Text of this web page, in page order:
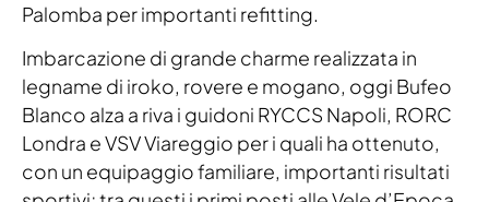
Palomba per importanti refitting.
Imbarcazione di grande charme realizzata in
legname di iroko, rovere e mogano, oggi Bufeo
Blanco alza a riva i guidoni RYCCS Napoli, RORC
Londra e VSV Viareggio per i quali ha ottenuto,
con un equipaggio familiare, importanti risultati